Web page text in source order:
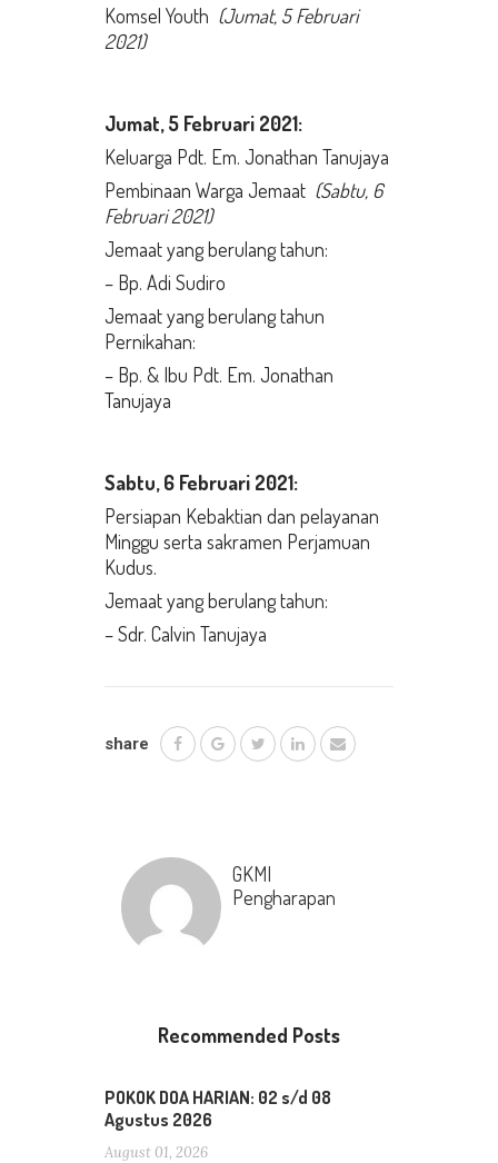
Komsel Youth (Jumat, 5 Februari
2021)
Jumat,5 Februari 2021:
Keluarga Pdt. Em. Jonathan Tanujaya
Pembinaan Warga Jemaat (Sabtu, 6
Februari 2021)
Jemaat yang berulang tahun:
– Bp. Adi Sudiro
Jemaat yang berulang tahun
Pernikahan:
– Bp. & Ibu Pdt. Em. Jonathan
Tanujaya
Sabtu, 6 Februari 2021:
Persiapan Kebaktian dan pelayanan
Minggu serta sakramen Perjamuan
Kudus.
Jemaat yang berulang tahun:
– Sdr. Calvin Tanujaya
share
GKMI
Pengharapan
Recommended Posts
POKOK DOA HARIAN: 02 s/d 08
Agustus 2026
August 01, 2026